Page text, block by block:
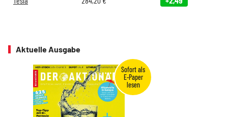
Aktuelle Ausgabe